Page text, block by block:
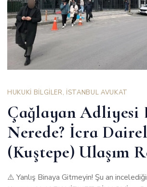
HUKUKİ BİLGİLER, İSTANBUL AVUKAT
Çağlayan Adliyesi
Nerede? İcra
(Kuştepe) Ulaşım
⚠️ Yanlış Binaya Gitmeyin! Şu an